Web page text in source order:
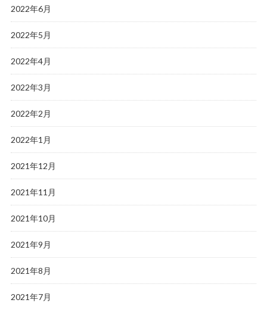
2022年6月
2022年5月
2022年4月
2022年3月
2022年2月
2022年1月
2021年12月
2021年11月
2021年10月
2021年9月
2021年8月
2021年7月